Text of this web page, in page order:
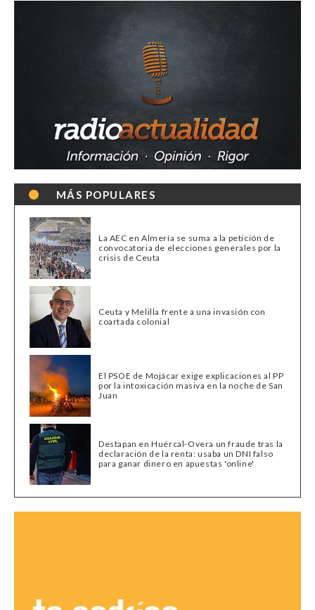
MÁS POPULARES
La AEC en Almería se suma a la petición de
convocatoria de elecciones generales por la
crisis de Ceuta
Ceuta y Melilla frente a una invasión con
coartada colonial
El PSOE de Mojácar exige explicaciones al PP
por la intoxicación masiva en la noche de San
Juan
Destapan en Huércal-Overa un fraude tras la
declaración de la renta: usaba un DNI falso
para ganar dinero en apuestas 'online'